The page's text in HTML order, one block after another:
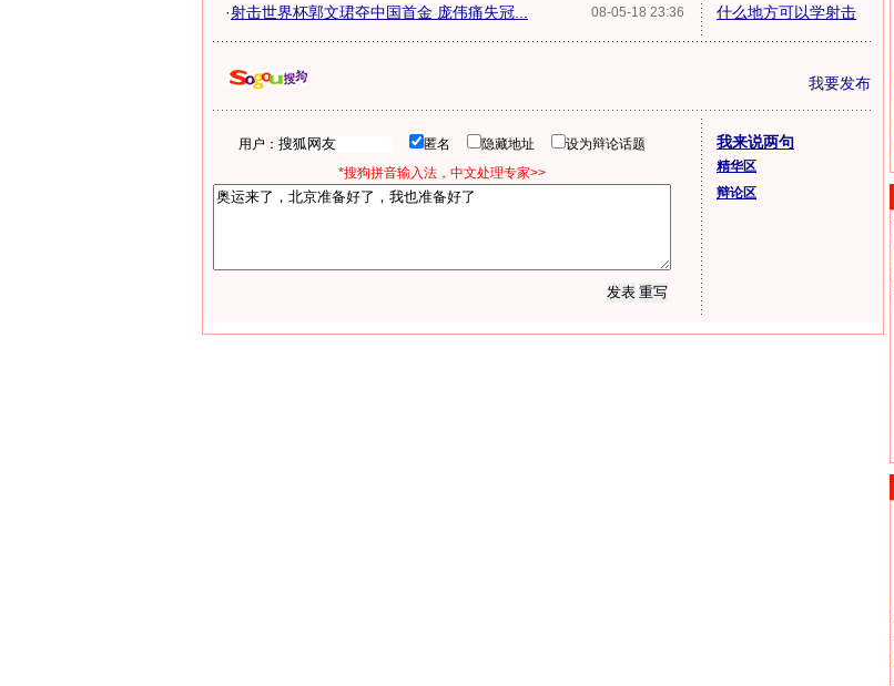
08-05-18 23:36
·射击世界杯郭文珺夺中国首金 庞伟痛失冠...
什么地方可以学射击
我要发布
用户： 匿名 隐藏地址
设为辩论话题
*搜狗拼音输入法，中文处理专家>>
我来说两句
精华区
辩论区